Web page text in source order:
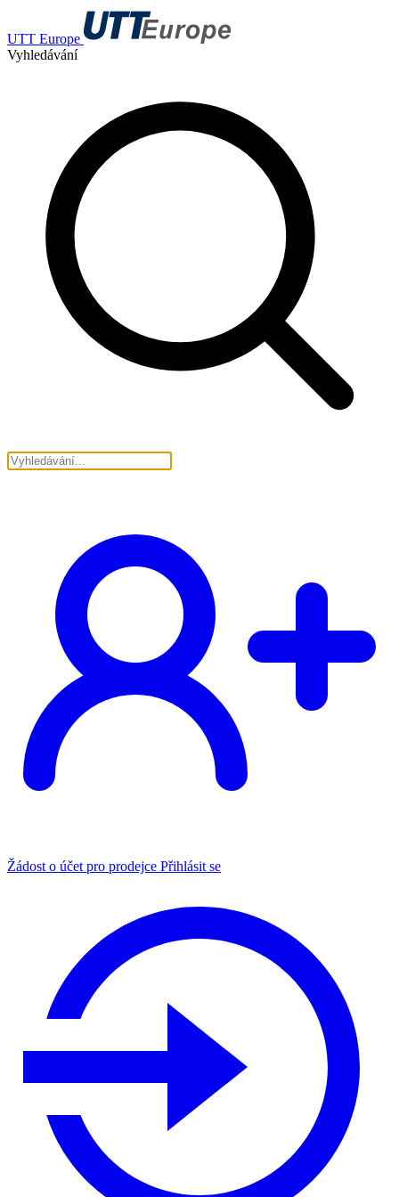
UTT Europe
Vyhledávání
Žádost o účet pro prodejce Přihlásit se